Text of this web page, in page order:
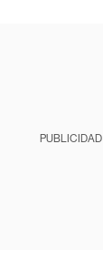
PUBLICIDAD